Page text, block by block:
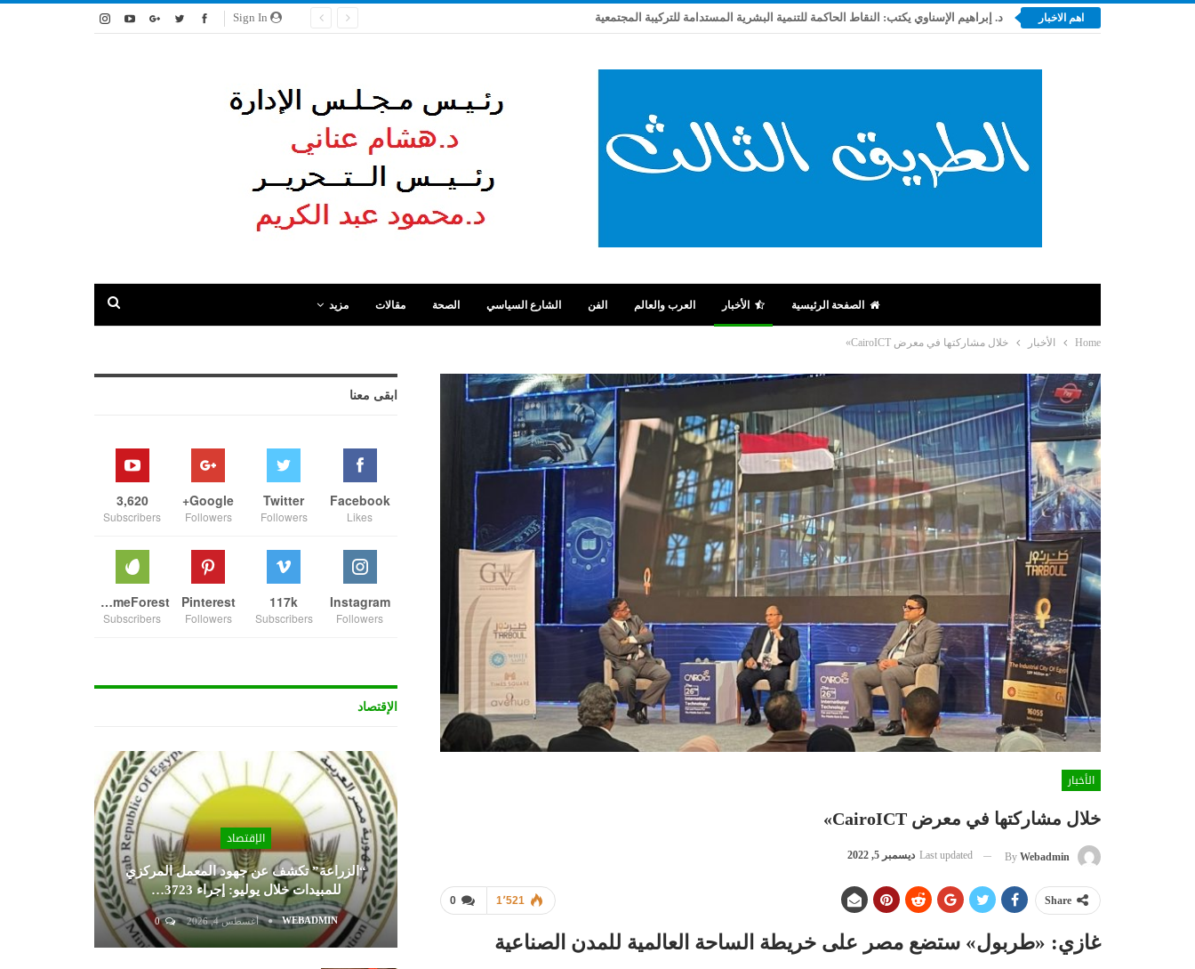
اهم الاخبار د. إبراهيم الإسناوي يكتب: النقاط الحاكمة للتنمية البشرية المستدامة للتركيبة المجتمعية
الصفحة الرئيسية الأخبار العرب والعالم الفن الشارع السياسي الصحة مقالات مزيد
Home الأخبار خلال مشاركتها في معرض CairoICT»
الأخبار
خلال مشاركتها في معرض CairoICT»
By Webadmin
Last updated ديسمبر 5, 2022
0 1٬521 Share
غازي: «طربول» ستضع مصر على خريطة الساحة العالمية للمدن الصناعية
ابقى معنا
Facebook
Likes
Twitter
Followers
Google+
Followers
3,620
Subscribers
Instagram
Followers
117k
Subscribers
Pinterest
Followers
ThemeForest
Subscribers
الإقتصاد
الإقتصاد
“الزراعة” تكشف عن جهود المعمل المركزي
للمبيدات خلال يوليو: إجراء 3723…
WEBADMIN أغسطس 4, 2026 0